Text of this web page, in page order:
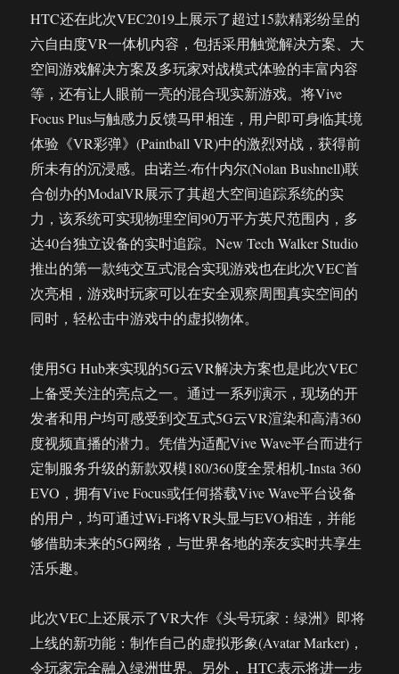
HTC还在此次VEC2019上展示了超过15款精彩纷呈的
六自由度VR一体机内容，包括采用触觉解决方案、大
空间游戏解决方案及多玩家对战模式体验的丰富内容
等，还有让人眼前一亮的混合现实新游戏。将Vive
Focus Plus与触感力反馈马甲相连，用户即可身临其境
体验《VR彩弹》(Paintball VR)中的激烈对战，获得前
所未有的沉浸感。由诺兰·布什内尔(Nolan Bushnell)联
合创办的ModalVR展示了其超大空间追踪系统的实
力，该系统可实现物理空间90万平方英尺范围内，多
达40台独立设备的实时追踪。New Tech Walker Studio
推出的第一款纯交互式混合实现游戏也在此次VEC首
次亮相，游戏时玩家可以在安全观察周围真实空间的
同时，轻松击中游戏中的虚拟物体。
使用5G Hub来实现的5G云VR解决方案也是此次VEC
上备受关注的亮点之一。通过一系列演示，现场的开
发者和用户均可感受到交互式5G云VR渲染和高清360
度视频直播的潜力。凭借为适配Vive Wave平台而进行
定制服务升级的新款双模180/360度全景相机-Insta 360
EVO，拥有Vive Focus或任何搭载Vive Wave平台设备
的用户，均可通过Wi-Fi将VR头显与EVO相连，并能
够借助未来的5G网络，与世界各地的亲友实时共享生
活乐趣。
此次VEC上还展示了VR大作《头号玩家：绿洲》即将
上线的新功能：制作自己的虚拟形象(Avatar Marker)，
令玩家完全融入绿洲世界。另外， HTC表示将进一步